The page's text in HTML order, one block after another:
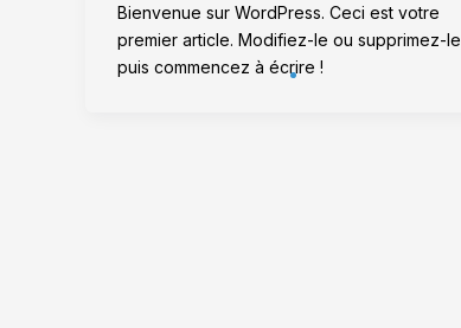
Bienvenue sur WordPress. Ceci est votre
premier article. Modifiez-le ou supprimez-le,
puis commencez à écrire !